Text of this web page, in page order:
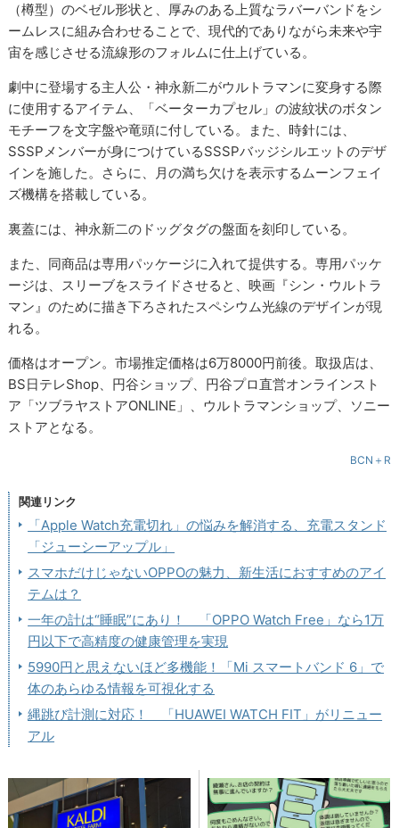
（樽型）のベゼル形状と、厚みのある上質なラバーバンドをシ
ームレスに組み合わせることで、現代的でありながら未来や宇
宙を感じさせる流線形のフォルムに仕上げている。
劇中に登場する主人公・神永新二がウルトラマンに変身する際
に使用するアイテム、「ベーターカプセル」の波紋状のボタン
モチーフを文字盤や竜頭に付している。また、時針には、
SSSPメンバーが身につけているSSSPバッジシルエットのデザ
インを施した。さらに、月の満ち欠けを表示するムーンフェイ
ズ機構を搭載している。
裏蓋には、神永新二のドッグタグの盤面を刻印している。
また、同商品は専用パッケージに入れて提供する。専用パッケ
ージは、スリーブをスライドさせると、映画『シン・ウルトラ
マン』のために描き下ろされたスペシウム光線のデザインが現
れる。
価格はオープン。市場推定価格は6万8000円前後。取扱店は、
BS日テレShop、円谷ショップ、円谷プロ直営オンラインスト
ア「ツブラヤストアONLINE」、ウルトラマンショップ、ソニー
ストアとなる。
BCN＋R
関連リンク
「Apple Watch充電切れ」の悩みを解消する、充電スタンド
「ジューシーアップル」
スマホだけじゃないOPPOの魅力、新生活におすすめのアイ
テムは？
一年の計は“睡眠”にあり！ 「OPPO Watch Free」なら1万
円以下で高精度の健康管理を実現
5990円と思えないほど多機能！「Mi スマートバンド 6」で
体のあらゆる情報を可視化する
縄跳び計測に対応！ 「HUAWEI WATCH FIT」がリニュー
アル